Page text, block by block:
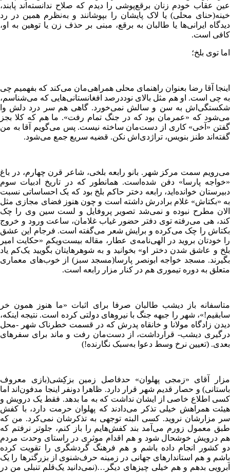
عین عقاب خودم زنان برقع‌پوشی را دیدم که صلاح ندانسته‌اند پابند،
خینه(حنای محلی) یا لاک پایشان را بپوشانند و به‌نظرم همین در رد
دیدگاه‌ ایرانی‌ها یا طالبان به برقع، مبنی بر حذف زن یا توهین به او،
کافی است.
اما توی بلخ؛
اینجا آقا رضا بعنوان راهنمای محلی همراهی‌مان می‌کند که بفهمیم چی
به چی است. او هم مثل بالای نوددرصد افغانستانی‌هایی که می‌شناسم،
شکستگی‌اش به سن و سالش نمی‌خورد. گاهی هم سر درد دلش وا
می‌شود که «عمرمان بود که در جنگ تمام رفت». ما هم که کلا بجز
گفتن «آخی» کاری از دست‌مان ساخته نیست. پس می‌گویم آقا به من
گفته‌اند طنز بنویس، تراژدی‌اش نکن. قضیه سریع جمع می‌شود.
می‌رویم سمت مرکز شهر. بانو رابعه بلخی، شاعر قرن چهارم، در باغ
«خواجه پارسا» دفن شده‌است. همانطور که در تاریخ ادبیات سوم
دبیرستان خوانده‌اید، رابعه دختر حاکم بلخ بود که یک احساساتی نسبت
به «بکتاش» غلام برادرش داشته است و چون هنوز فضای مجازی مثل
الان مطرح نبوده و نمی‌شد تصویر پروفایل و لست سین وی را چک
کند، هی می‌رفته توی دفتر حضور غیاب غلامان، ساعت ورود و خروج
بکتاش را چک می‌کرده و برایش شعر می‌گفته است. فرجام این عشق
را خودتان بروید در الهی‌نامه‌ی عطار، مقاله بیست‌ویکم «حکایت امیر
بلخ و عاشق شدن دختر او» بخوانید و به شوهرهایتان بگویید یک‌کم یاد
بگیرند. مسجد خواجه ابونصر پارسا(مسجد سبز) از خوب‌های معماری
متعلق به دوره تیموری هم در کنار مزار رابعه است.
متاسفانه باز دیشب طالبان صرفا برای اثبات «ما هنوز همون خر
سابقیم!»، شهر را جبهه جنگ با نیروهای دولتی کرده است. نتیجه اینکه،
دیدن زادگاه مولانا و خانقاه پدرش که در قسمت خطرناک شهر -محل
درگیری دیشب- قرارداشت، از دست‌مان رفت و ماند برای سفرهای
بعدی. (تعیین نرخ وسط دعوا به‌سبک نگارنده!)
مزار آقای «زمجی پهلوان» حدفاصل زمین بزکِشی(بازی معروف
باستانی) و حصار قدیم شهر قرار دارد. ظاهرا دونفر اینجا مدفون‌اند اما
کسی اطلاع خاصی از ایشان نداشت که به ما بدهد. فقط یک درویش و
هیئت همراهش خیلی تذکر می‌دادند که پهلوان حرمت دارد، با کفش
سر مزارشان نروید. کسی البته توجهی به تذکرشان نمی‌کرد. من که
طبق معمول زورم می‌آمد بند کفش‌هایم را باز کنم، جلوتر نرفتم که
هم درویش خوشحال شود و هم اقدام موثری در راستای وحدت مردم
دو کشور انجام داده باشم و هم فرهنگ گردشگری را تقویت کرده
باشم و هم استاندارهای جهانی در زمینه حرف‌شنوی از بزرگترها را یک
آبرویی بدهم و هم خیلی چیزهای دیگر…(نمی‌دانید یک‌قلم تنبلی من در